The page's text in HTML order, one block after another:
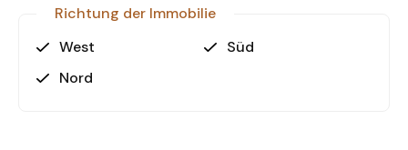
• Parkplatz
• Hausverwaltung vor Ort
Richtung der Immobilie
West
Süd
Nord